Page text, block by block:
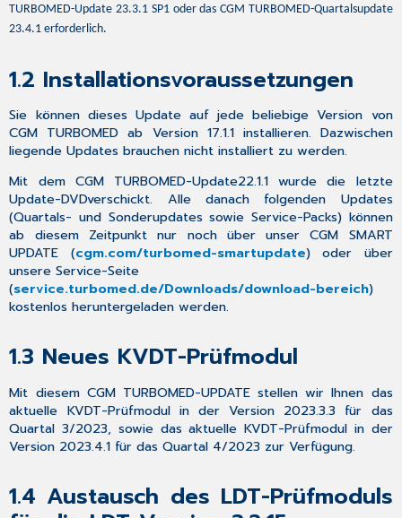
Installationsvoraussetzungen
1.3
KVDT-
Prüfmodul
Austausch
des
LDT-
Prüfmoduls
für
die
LDT-
Version
3.2.15
1.5
Aktualisierungen,
das
erfolgt
sind
1.6
Aktualisierungen,
Sie
nach
TURBOMED-Update 23.3.1 SP1 oder das CGM TURBOMED-Quartalsupdate
23.4.1 erforderlich.
1.2 Installationsvoraussetzungen
Sie können dieses Update auf jede beliebige Version von
CGM TURBOMED ab Version 17.1.1 installieren. Dazwischen
liegende Updates brauchennicht installiert zu werden.
Mit dem CGM TURBOMED-Update22.1.1 wurde die letzte
Update-DVDverschickt. Alle danach folgenden Updates
(Quartals- und Sonderupdates sowie Service-Packs) können
ab diesem Zeitpunktnur noch über unserCGM SMART
UPDATE (cgm.com/turbomed-smartupdate) oder über
unsereService-Seite
(service.turbomed.de/Downloads/download-bereich)
kostenlos heruntergeladen werden.
1.3 Neues KVDT-Prüfmodul
Mit diesem CGM TURBOMED-UPDATE stellen wir Ihnen das
aktuelle KVDT-Prüfmodul in der Version 2023.3.3 für das
Quartal 3/2023, sowie das aktuelle KVDT-Prüfmodul in der
Version 2023.4.1 für das Quartal 4/2023 zur Verfügung.
1.4 Austausch des LDT-Prüfmoduls